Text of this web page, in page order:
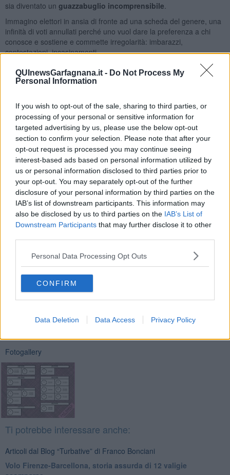
QUInewsGarfagnana.it - Do Not Process My
Personal Information
If you wish to opt-out of the sale, sharing to third parties, or
processing of your personal or sensitive information for
targeted advertising by us, please use the below opt-out
section to confirm your selection. Please note that after your
opt-out request is processed you may continue seeing
interest-based ads based on personal information utilized by
us or personal information disclosed to third parties prior to
your opt-out. You may separately opt-out of the further
disclosure of your personal information by third parties on the
IAB’s list of downstream participants. This information may
also be disclosed by us to third parties on the IAB’s List of
Downstream Participants that may further disclose it to other
Personal Data Processing Opt Outs
CONFIRM
Data Deletion Data Access Privacy Policy
sia diventato un guazzabuglio incomprensibile
Immagino elettori in ansia di fronte ad una scheda del genere, una
infinità di voti annullati perché uno vuol dare la preferenza a chi
conosce e sostiene e commette irregolarità: imbarazzi,
contestazioni, incasinamenti.
Chi predispone un regolamento, un
documento di
valore
nazionaledestinato a TUTTI i cittadini, deve aver ben presente
semplicità, che cosa vanno a fare quando entrano nella cabina con
la scheda e la matita.
Non è populismo,è democrazia, regole elementari. E se la
situazione che ci si prospetta il 4 marzo è questa, delle due l'una: o
chi ha predisposto tutto questo non capisce cosa ha fatto,
annegato nelle sue seghe mentali da superesperto, o magari lo
capisce e ha predisposto il marchingegno in maniera che siano
sempre menoquelli che vanno a votare e poisi possa rimestare
nel torbido. Come se fosse "antani, con scappellamento".
Se a destra, a sinistra o altrove lo vedremo il 5 marzo. Forse.
Franco Bonciani
Se vuoi leggere le notizie principali della Toscana iscriviti alla
alle 20:00 direttamente nella tua casella di posta.
Fotogallery
Ti potrebbe interessare anche:
Articoli dal Blog “Turbative” di Franco Bonciani
Volo Firenze-Barcellona, storia assurda di 12 valigie